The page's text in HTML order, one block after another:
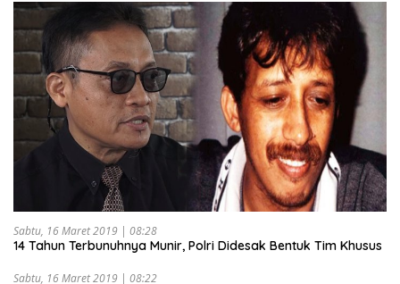
Sabtu, 16 Maret 2019 | 08:28
14 Tahun Terbunuhnya Munir, Polri Didesak Bentuk Tim Khusus
Sabtu, 16 Maret 2019 | 08:22